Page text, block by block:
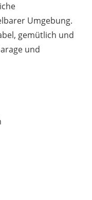
Umgebung.
gemütlich und
und